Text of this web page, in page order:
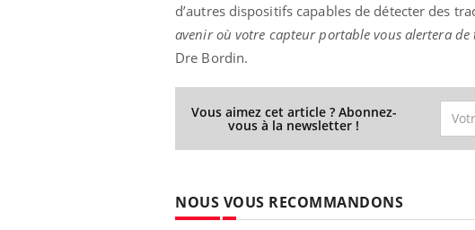
d’autres dispositifs capables de détecter des
avenir où votre capteur portable vous alertera
Dre Bordin.
Vous aimez cet article ? Abonnez-
vous à la newsletter !
NOUS VOUS RECOMMANDONS
Eczéma Chronique des Mains : se
préparer pour l’été !Youtube
rythme de vie ! Vacances, plage, piscine,
soleil, activités en plein air… Nos mains
Youtube
Diabète &
défis, mais ...